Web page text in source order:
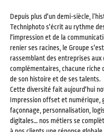
Depuis plus d'un demi-siècle,
Techniphoto s'écrit au rythme
l'impression et de la
renier ses racines, le Groupe
rassemblant des entreprises aux
complémentaires, chacune riche
de son histoire et de ses talents.
Cette diversité fait aujourd'hui
Impression offset et numérique,
façonnage, personnalisation,
digitales… nos métiers se